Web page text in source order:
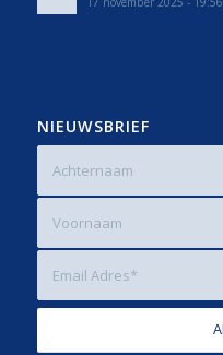
NIEUWSBRIEF